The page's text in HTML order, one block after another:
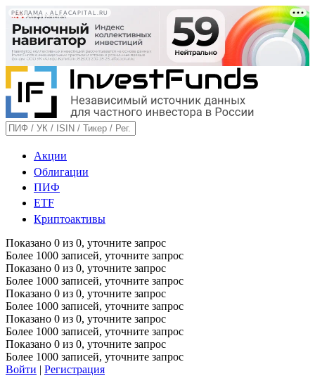
РЕКЛАМА • ALFACAPITAL.RU
Акции
Облигации
ПИФ
ETF
Криптоактивы
Показано 0 из 0, уточните запрос
Более 1000 записей, уточните запрос
Показано 0 из 0, уточните запрос
Более 1000 записей, уточните запрос
Показано 0 из 0, уточните запрос
Более 1000 записей, уточните запрос
Показано 0 из 0, уточните запрос
Более 1000 записей, уточните запрос
Показано 0 из 0, уточните запрос
Более 1000 записей, уточните запрос
Войти | Регистрация